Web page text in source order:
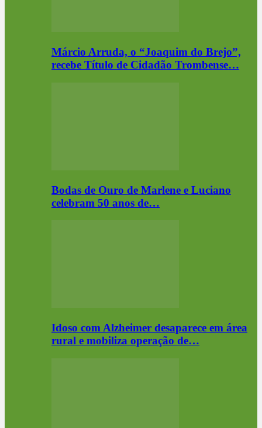
Márcio Arruda, o “Joaquim do Brejo”,
recebe Título de Cidadão Trombense…
Bodas de Ouro de Marlene e Luciano
celebram 50 anos de…
Idoso com Alzheimer desaparece em área
rural e mobiliza operação de…